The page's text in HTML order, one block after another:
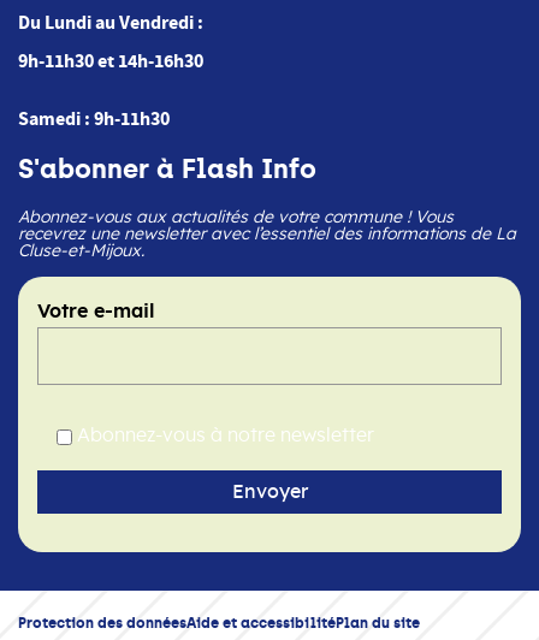
Du Lundi au Vendredi :
9h-11h30 et 14h-16h30
Samedi : 9h-11h30
S'abonner à Flash Info
Abonnez-vous aux actualités de votre commune ! Vous
recevrez une newsletter avec l’essentiel des informations de La
Cluse-et-Mijoux.
Votre e-mail
Abonnez-vous à notre newsletter
Protection des donnéesAide et accessibilitéPlan du site